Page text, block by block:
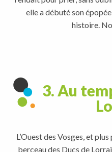
elle a débuté son
histoire.
3. Au
L’Ouest des Vosges, et
berceau des Ducs de